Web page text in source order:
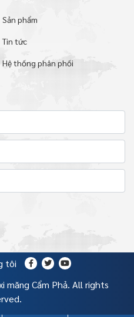
Sản phẩm
Tin tức
Hệ thống phân phối
măng Cẩm Phả. All rights
tôi